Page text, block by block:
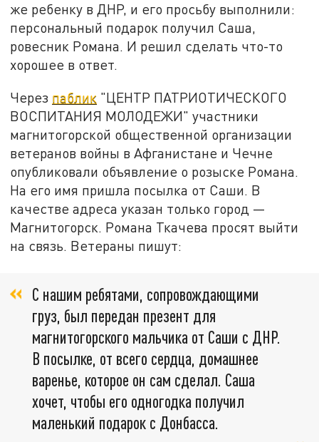
же ребенку в ДНР, и его просьбу выполнили:
персональный подарок получил Саша,
ровесник Романа. И решил сделать что-то
хорошее в ответ.
Через паблик "ЦЕНТР ПАТРИОТИЧЕСКОГО
ВОСПИТАНИЯ МОЛОДЕЖИ" участники
магнитогорской общественной организации
ветеранов войны в Афганистане и Чечне
опубликовали объявление о розыске Романа.
На его имя пришла посылка от Саши. В
качестве адреса указан только город —
Магнитогорск. Романа Ткачева просят выйти
на связь. Ветераны пишут:
С нашим ребятами, сопровождающими
груз, был передан презент для
магнитогорского мальчика от Саши с ДНР.
В посылке, от всего сердца, домашнее
варенье, которое он сам сделал. Саша
хочет, чтобы его одногодка получил
маленький подарок с Донбасса.